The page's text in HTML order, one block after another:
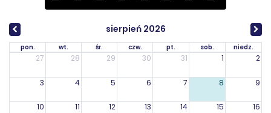
sierpień 2026
pon. wt. śr. czw. pt. sob. niedz.
27 28 29 30 31 1 2
3 4 5 6 7 8 9
10 11 12 13 14 15 16